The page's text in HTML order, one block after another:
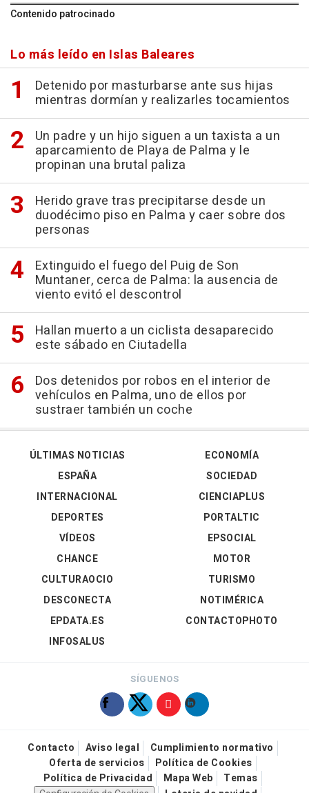
Contenido patrocinado
Lo más leído en Islas Baleares
Detenido por masturbarse ante sus hijas
mientras dormían y realizarles tocamientos
Un padre y un hijo siguen a un taxista a un
aparcamiento de Playa de Palma y le
propinan una brutal paliza
Herido grave tras precipitarse desde un
duodécimo piso en Palma y caer sobre dos
personas
Extinguido el fuego del Puig de Son
Muntaner, cerca de Palma: la ausencia de
viento evitó el descontrol
Hallan muerto a un ciclista desaparecido
este sábado en Ciutadella
Dos detenidos por robos en el interior de
vehículos en Palma, uno de ellos por
sustraer también un coche
ÚLTIMAS NOTICIAS
ESPAÑA
INTERNACIONAL
DEPORTES
VÍDEOS
ECONOMÍA
SOCIEDAD
CIENCIAPLUS
PORTALTIC
EPSOCIAL
CHANCE
CULTURAOCIO
DESCONECTA
EPDATA.ES
INFOSALUS
MOTOR
TURISMO
NOTIMÉRICA
CONTACTOPHOTO
SÍGUENOS
Contacto Aviso legal
Cumplimiento normativo
Oferta de servicios
Política de Cookies
Política de Privacidad
Mapa Web
Temas